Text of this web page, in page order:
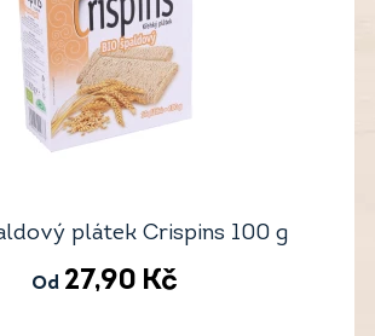
plátek Crispins 100 g
Od 27,90 Kč